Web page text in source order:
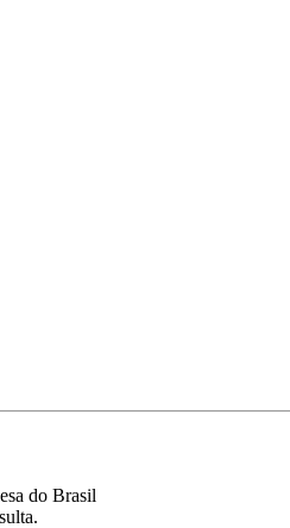
do Brasil